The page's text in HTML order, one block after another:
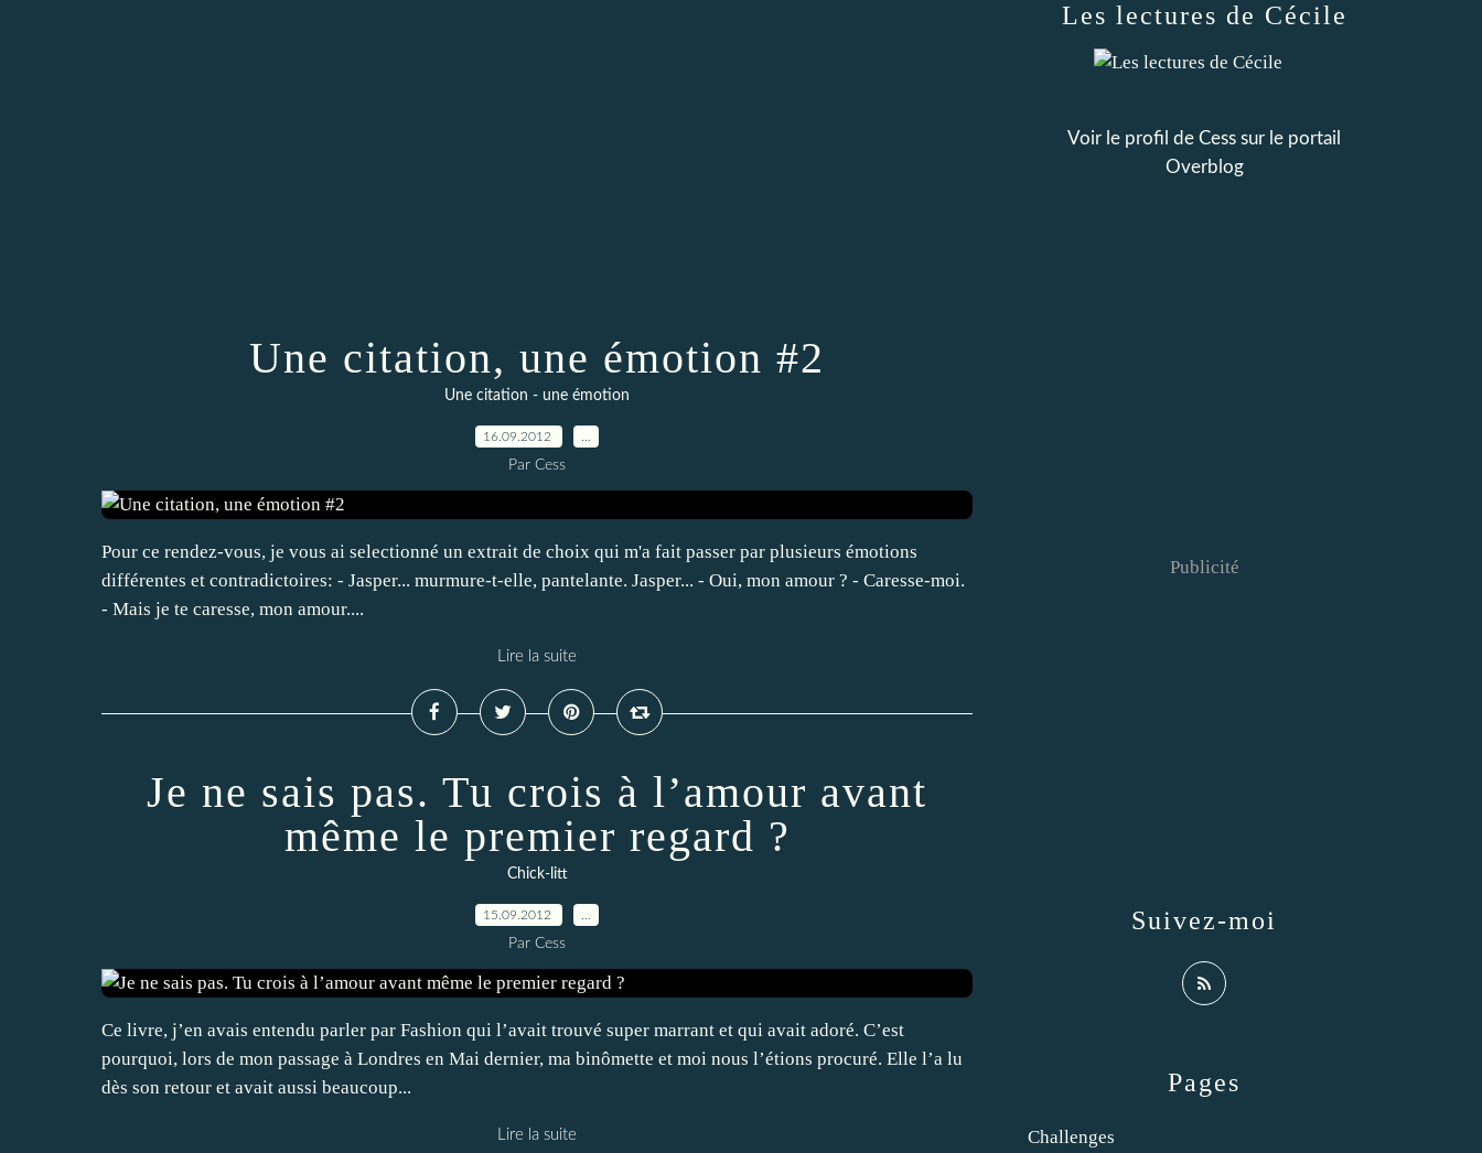
Une citation, une émotion #2
Une citation - une émotion
16.09.2012
Par Cess
Pour ce rendez-vous, je vous ai selectionné un extrait de choix qui m'a fait passer par plusieurs émotions
différentes et contradictoires: - Jasper... murmure-t-elle, pantelante. Jasper... - Oui, mon amour ? - Caresse-moi.
- Mais je te caresse, mon amour....
Lire la suite
Je ne sais pas. Tu crois à l’amour avant
même le premier regard ?
Chick-litt
15.09.2012
Par Cess
Ce livre, j’en avais entendu parler par Fashion qui l’avait trouvé super marrant et qui avait adoré. C’est
pourquoi, lors de mon passage à Londres en Mai dernier, ma binômette et moi nous l’étions procuré. Elle l’a lu
dès son retour et avait aussi beaucoup...
Lire la suite
Pages
Challenges
Les lectures de Cécile
Voir le profil de Cess sur le portail
Overblog
Suivez-moi
Publicité